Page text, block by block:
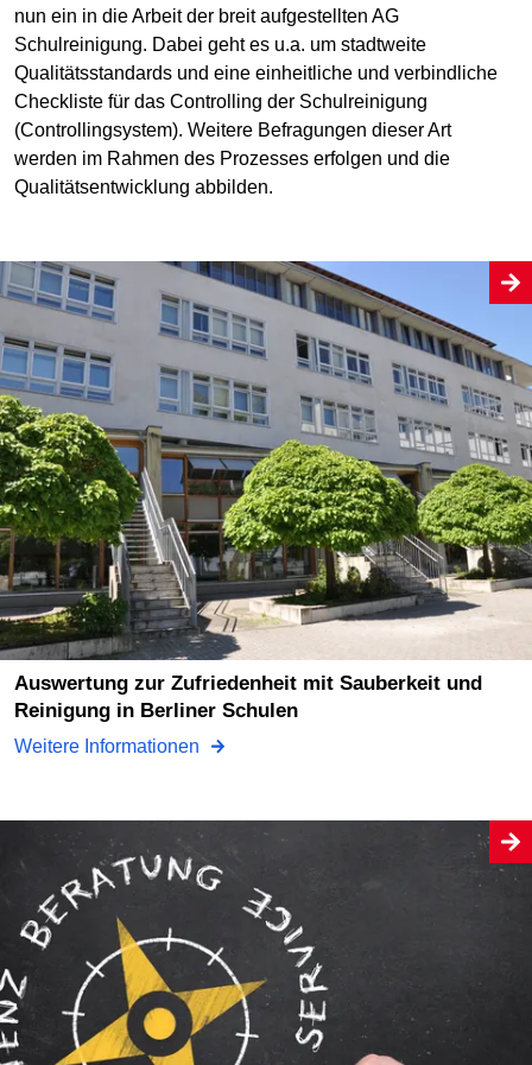
nun ein in die Arbeit der breit aufgestellten AG
Schulreinigung. Dabei geht es u.a. um stadtweite
Qualitätsstandards und eine einheitliche und verbindliche
Checkliste für das Controlling der Schulreinigung
(Controllingsystem). Weitere Befragungen dieser Art
werden im Rahmen des Prozesses erfolgen und die
Qualitätsentwicklung abbilden.
Auswertung zur Zufriedenheit mit Sauberkeit und
Reinigung in Berliner Schulen
Weitere Informationen